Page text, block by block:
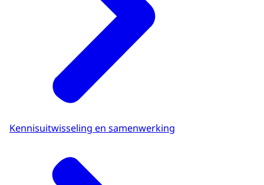
Kennisuitwisseling en samenwerking